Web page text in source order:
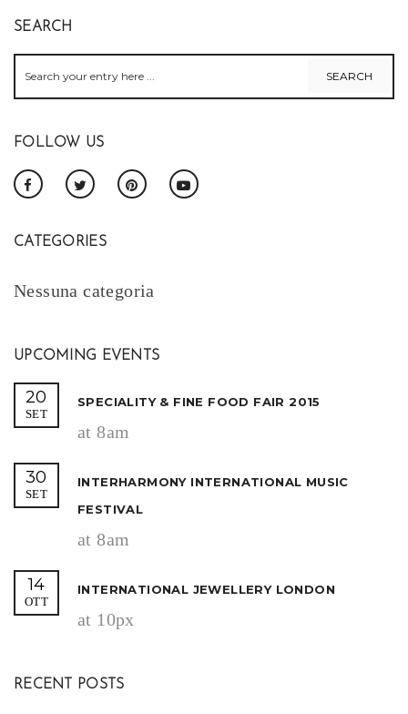
SEARCH
FOLLOW US
CATEGORIES
Nessuna categoria
UPCOMING EVENTS
20
SET
SPECIALITY & FINE FOOD FAIR 2015
at 8am
30
SET
INTERHARMONY INTERNATIONAL MUSIC
FESTIVAL
at 8am
14
OTT
INTERNATIONAL JEWELLERY LONDON
at 10px
RECENT POSTS